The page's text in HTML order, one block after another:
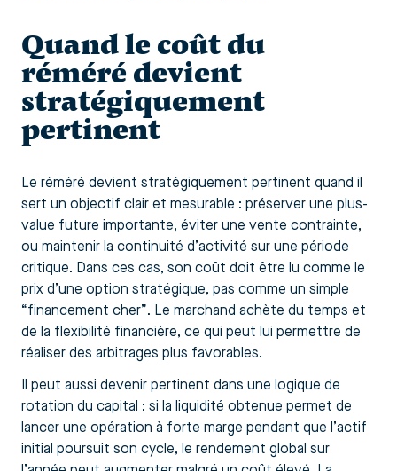
Quand le coût du
réméré devient
stratégiquement
pertinent
Le réméré devient stratégiquement pertinent quand il
sert un objectif clair et mesurable : préserver une plus-
value future importante, éviter une vente contrainte,
ou maintenir la continuité d’activité sur une période
critique. Dans ces cas, son coût doit être lu comme le
prix d’une option stratégique, pas comme un simple
“financement cher”. Le marchand achète du temps et
de la flexibilité financière, ce qui peut lui permettre de
réaliser des arbitrages plus favorables.
Il peut aussi devenir pertinent dans une logique de
rotation du capital : si la liquidité obtenue permet de
lancer une opération à forte marge pendant que l’actif
initial poursuit son cycle, le rendement global sur